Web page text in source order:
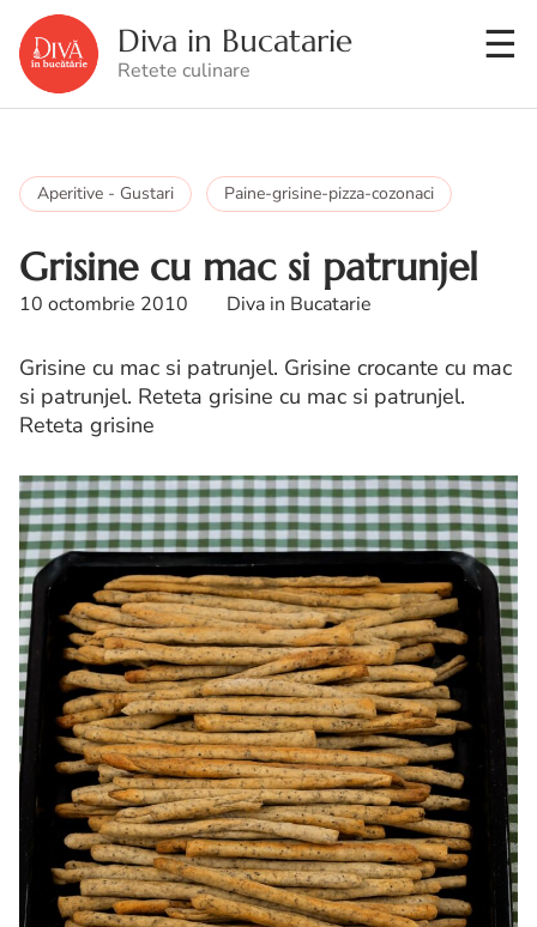
Diva in Bucatarie
Retete culinare
Aperitive - Gustari Paine-grisine-pizza-cozonaci
Grisine cu mac si patrunjel
10 octombrie 2010 Diva in Bucatarie
Grisine cu mac si patrunjel. Grisine crocante cu mac
si patrunjel. Reteta grisine cu mac si patrunjel.
Reteta grisine